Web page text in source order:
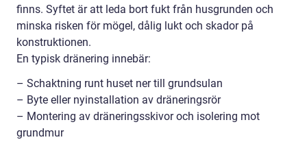
finns. Syftet är att leda bort fukt från husgrunden och
minska risken för mögel, dålig lukt och skador på
konstruktionen.
En typisk dränering innebär:
– Schaktning runt huset ner till grundsulan
– Byte eller nyinstallation av dräneringsrör
– Montering av dräneringsskivor och isolering mot
grundmur